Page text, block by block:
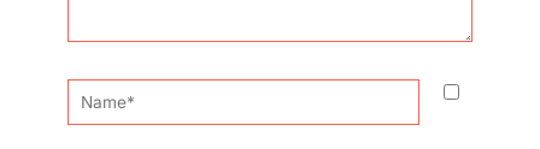
Name*